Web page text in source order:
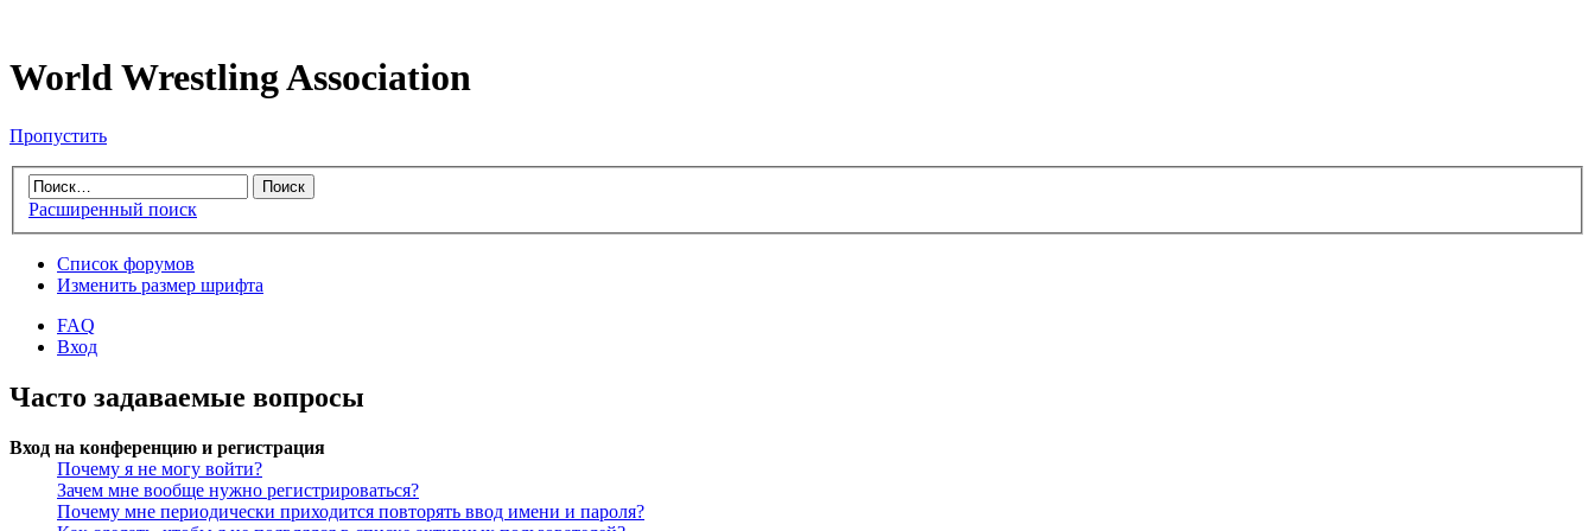
World Wrestling Association
Пропустить
Расширенный поиск
Список форумов
Изменить размер шрифта
FAQ
Вход
Часто задаваемые вопросы
Вход на конференцию и регистрация
Почему я не могу войти?
Зачем мне вообще нужно регистрироваться?
Почему мне периодически приходится повторять ввод имени и пароля?